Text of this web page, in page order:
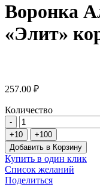
Воронка
«Элит»
257.00 ₽
Количество
Добавить в Корзину
Купить в один клик
Список желаний
Поделиться